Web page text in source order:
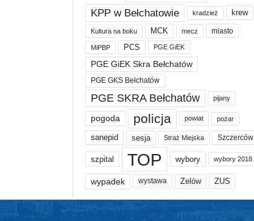
KPP w Bełchatowie kradzież krew
Kultura na boku MCK mecz miasto
MiPBP PCS PGE GiEK
PGE GiEK Skra Bełchatów
PGE GKS Bełchatów
PGE SKRA Bełchatów pijany
pogoda policja powiat pożar
sanepid sesja Straż Miejska Szczerców
szpital TOP wybory wybory 2018
wypadek wystawa Zelów ZUS